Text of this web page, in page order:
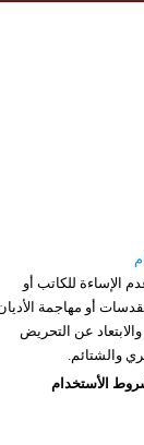
الإساءة للكاتب أو
أو مهاجمة
والابتعاد عن التحريض
والشتائم.
الأستخدام